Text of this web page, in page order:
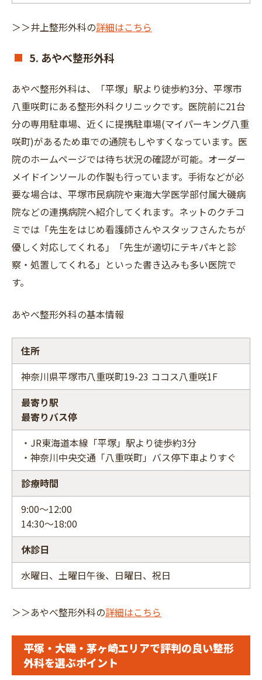
＞＞井上整形外科の詳細はこちら
5. あやべ整形外科
あやべ整形外科は、「平塚」駅より徒歩約3分、平塚市
八重咲町にある整形外科クリニックです。医院前に21台
分の専用駐車場、近くに提携駐車場(マイパーキング八重
咲町)があるため車での通院もしやすくなっています。医
院のホームページでは待ち状況の確認が可能。オーダー
メイドインソールの作製も行っています。手術などが必
要な場合は、平塚市民病院や東海大学医学部付属大磯病
院などの連携病院へ紹介してくれます。ネットのクチコ
ミでは「先生をはじめ看護師さんやスタッフさんたちが
優しく対応してくれる」「先生が適切にテキパキと診
察・処置してくれる」といった書き込みも多い医院で
す。
あやべ整形外科の基本情報
住所
神奈川県平塚市八重咲町19-23 ココス八重咲1F
最寄り駅
最寄りバス停
・JR東海道本線「平塚」駅より徒歩約3分
・神奈川中央交通「八重咲町」バス停下車よりすぐ
診療時間
9:00～12:00
14:30～18:00
休診日
水曜日、土曜日午後、日曜日、祝日
＞＞あやべ整形外科の詳細はこちら
平塚・大磯・茅ヶ崎エリアで評判の良い整形
外科を選ぶポイント